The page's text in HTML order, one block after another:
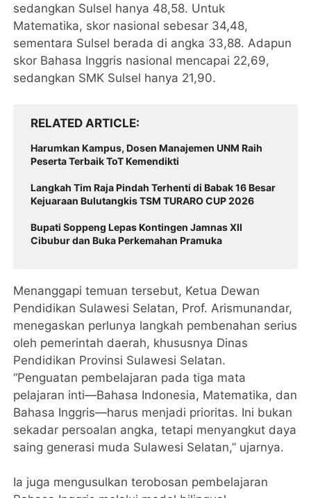
sedangkan Sulsel hanya 48,58. Untuk
Matematika, skor nasional sebesar 34,48,
sementara Sulsel berada di angka 33,88. Adapun
skor Bahasa Inggris nasional mencapai 22,69,
sedangkan SMK Sulsel hanya 21,90.
RELATED ARTICLE
Harumkan Kampus, Dosen Manajemen UNM Raih
Peserta Terbaik ToT Kemendikti
Langkah Tim Raja Pindah Terhenti di Babak 16 Besar
Kejuaraan Bulutangkis TSM TURARO CUP 2026
Bupati Soppeng Lepas Kontingen Jamnas XII
Cibubur dan Buka Perkemahan Pramuka
Menanggapi temuan tersebut, Ketua Dewan
Pendidikan Sulawesi Selatan, Prof. Arismunandar,
menegaskan perlunya langkah pembenahan serius
oleh pemerintah daerah, khususnya Dinas
Pendidikan Provinsi Sulawesi Selatan.
“Penguatan pembelajaran pada tiga mata
pelajaran inti—Bahasa Indonesia, Matematika, dan
Bahasa Inggris—harus menjadi prioritas. Ini bukan
sekadar persoalan angka, tetapi menyangkut daya
saing generasi muda Sulawesi Selatan,” ujarnya.
Ia juga mengusulkan terobosan pembelajaran